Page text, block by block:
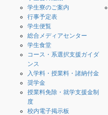
学生寮のご案内
行事予定表
学生便覧
総合メディアセンター
学生食堂
コース・系選択支援ガイダ
ンス
入学料・授業料・諸納付金
奨学金
授業料免除・就学支援金制
度
校内電子掲示板